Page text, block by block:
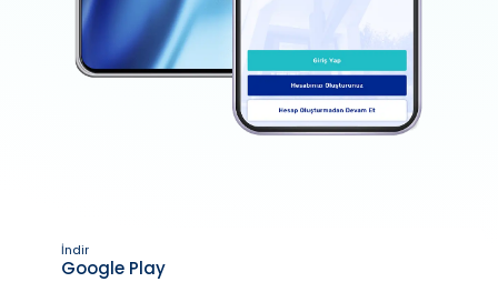
İndir
Google Play